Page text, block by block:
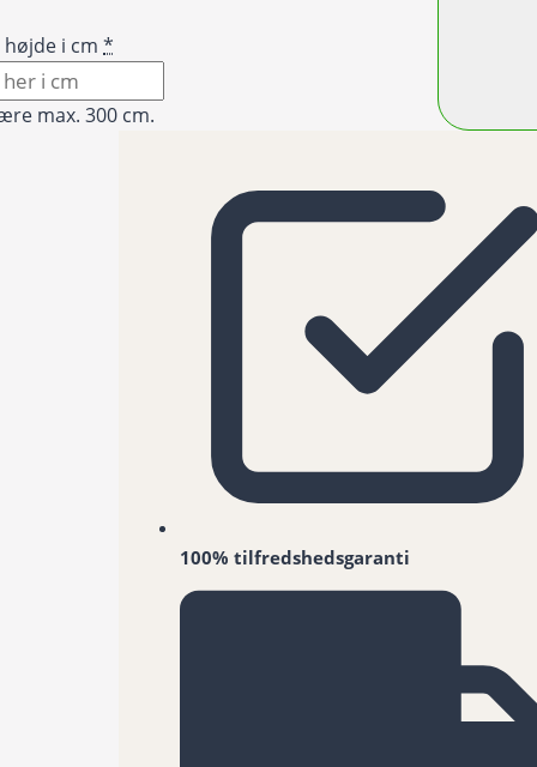
i cm *
max. 300 cm.
100% tilfredshedsgaranti